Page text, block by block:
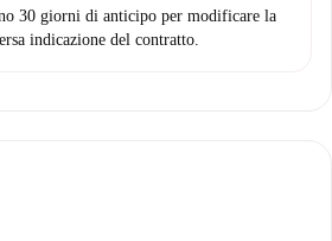
30 giorni di anticipo per modificare la
indicazione del contratto.